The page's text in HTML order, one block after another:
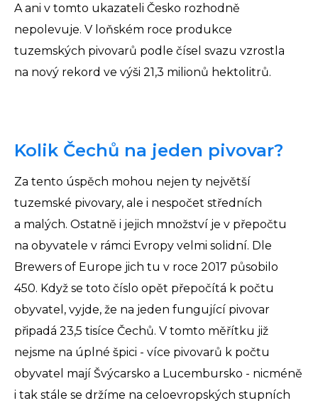
A ani v tomto ukazateli Česko rozhodně
nepolevuje. V loňském roce produkce
tuzemských pivovarů podle čísel svazu vzrostla
na nový rekord ve výši 21,3 milionů hektolitrů.
Kolik Čechů na jeden pivovar?
Za tento úspěch mohou nejen ty největší
tuzemské pivovary, ale i nespočet středních
a malých. Ostatně i jejich množství je v přepočtu
na obyvatele v rámci Evropy velmi solidní. Dle
Brewers of Europe jich tu v roce 2017 působilo
450. Když se toto číslo opět přepočítá k počtu
obyvatel, vyjde, že na jeden fungující pivovar
připadá 23,5 tisíce Čechů. V tomto měřítku již
nejsme na úplné špici - více pivovarů k počtu
obyvatel mají Švýcarsko a Lucembursko - nicméně
i tak stále se držíme na celoevropských stupních